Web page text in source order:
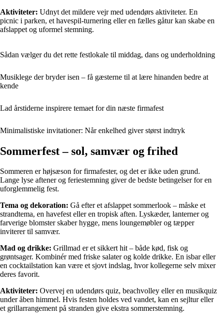
Aktiviteter: Udnyt det mildere vejr med udendørs aktiviteter. En
picnic i parken, et havespil-turnering eller en fælles gåtur kan skabe en
afslappet og uformel stemning.
Sådan vælger du det rette festlokale til middag, dans og underholdning
Musiklege der bryder isen – få gæsterne til at lære hinanden bedre at
kende
Lad årstiderne inspirere temaet for din næste firmafest
Minimalistiske invitationer: Når enkelhed giver størst indtryk
Sommerfest – sol, samvær og frihed
Sommeren er højsæson for firmafester, og det er ikke uden grund.
Lange lyse aftener og feriestemning giver de bedste betingelser for en
uforglemmelig fest.
Tema og dekoration: Gå efter et afslappet sommerlook – måske et
strandtema, en havefest eller en tropisk aften. Lyskæder, lanterner og
farverige blomster skaber hygge, mens loungemøbler og tæpper
inviterer til samvær.
Mad og drikke: Grillmad er et sikkert hit – både kød, fisk og
grøntsager. Kombinér med friske salater og kolde drikke. En isbar eller
en cocktailstation kan være et sjovt indslag, hvor kollegerne selv mixer
deres favorit.
Aktiviteter: Overvej en udendørs quiz, beachvolley eller en musikquiz
under åben himmel. Hvis festen holdes ved vandet, kan en sejltur eller
et grillarrangement på stranden give ekstra sommerstemning.